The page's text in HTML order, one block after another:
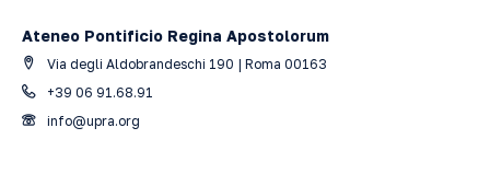
Ateneo Pontificio Regina Apostolorum
Via degli Aldobrandeschi 190 | Roma 00163
+39 06 91.68.91
info@upra.org